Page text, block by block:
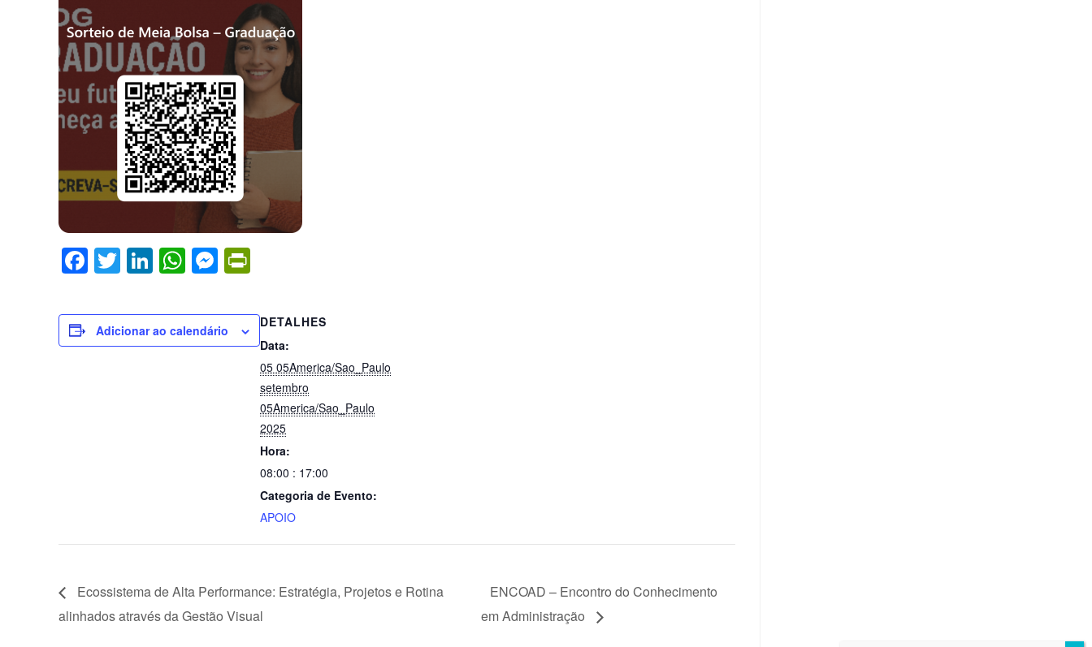
F
a
c
e
T
wi
tt
er
Li
n
k
e
W
h
at
s
M
e
ss
e
tF
ri
e
n
dl
y
Adicionar ao calendário
DETALHES
Data:
05 05America/Sao_Paulo
setembro
05America/Sao_Paulo
2025
Hora:
08:00 : 17:00
Categoria de Evento:
APOIO
Ecossistema de Alta Performance: Estratégia, Projetos e Rotina
alinhados através da Gestão Visual
ENCOAD – Encontro do Conhecimento
em Administração